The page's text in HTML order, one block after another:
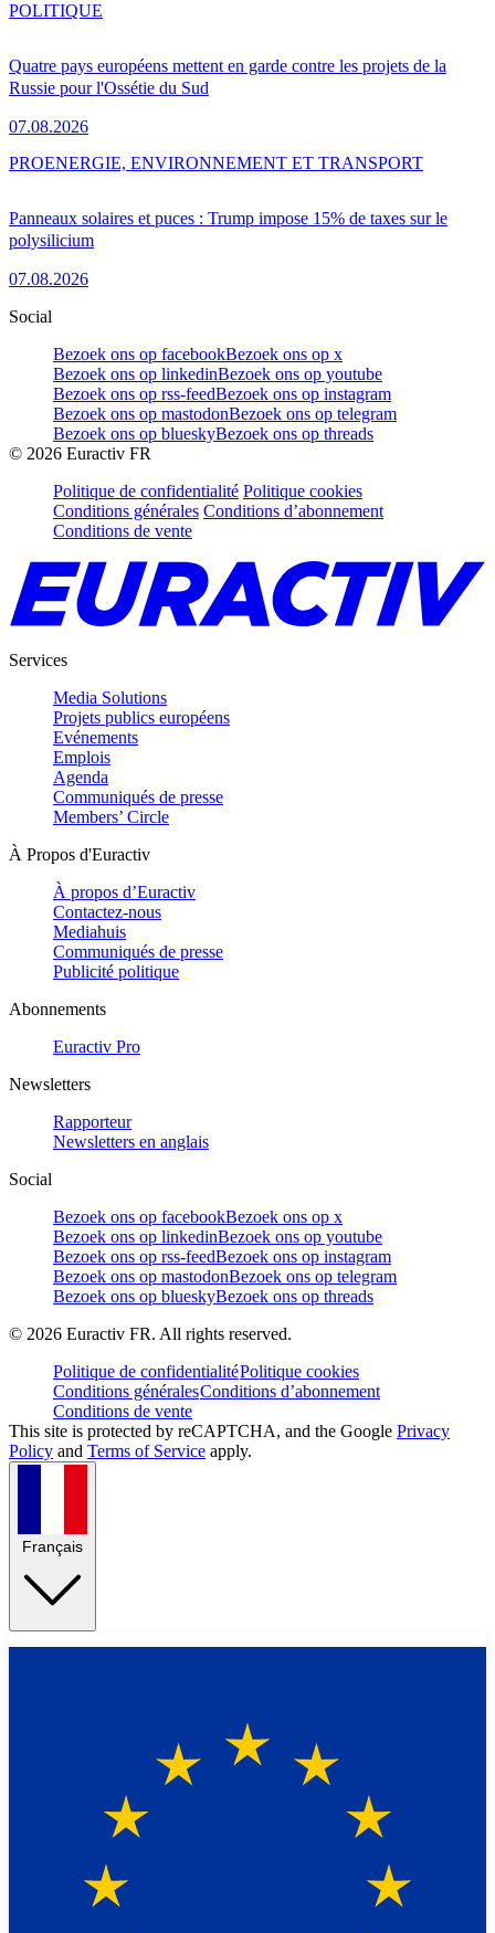
Quatre pays européens mettent en garde contre les projets de la
Russie pour l'Ossétie du Sud
07.08.2026
POLITIQUE
Panneaux solaires et puces : Trump impose 15% de taxes sur le
polysilicium
07.08.2026
PROENERGIE, ENVIRONNEMENT ET TRANSPORT
Social
Bezoek ons op facebookBezoek ons op x
Bezoek ons op linkedinBezoek ons op youtube
Bezoek ons op rss-feedBezoek ons op instagram
Bezoek ons op mastodonBezoek ons op telegram
Bezoek ons op blueskyBezoek ons op threads
© 2026 Euractiv FR
Politique de confidentialité Politique cookies
Conditions générales Conditions d’abonnement
Conditions de vente
Services
Media Solutions
Projets publics européens
Evénements
Emplois
Agenda
Communiqués de presse
Members’ Circle
À Propos d'Euractiv
À propos d’Euractiv
Contactez-nous
Mediahuis
Communiqués de presse
Publicité politique
Abonnements
Euractiv Pro
Newsletters
Rapporteur
Newsletters en anglais
Social
Bezoek ons op facebookBezoek ons op x
Bezoek ons op linkedinBezoek ons op youtube
Bezoek ons op rss-feedBezoek ons op instagram
Bezoek ons op mastodonBezoek ons op telegram
Bezoek ons op blueskyBezoek ons op threads
© 2026 Euractiv FR. All rights reserved.
Politique de confidentialitéPolitique cookies
Conditions généralesConditions d’abonnement
Conditions de vente
This site is protected by reCAPTCHA, and the Google Privacy
Policy and Terms of Service apply.
Français